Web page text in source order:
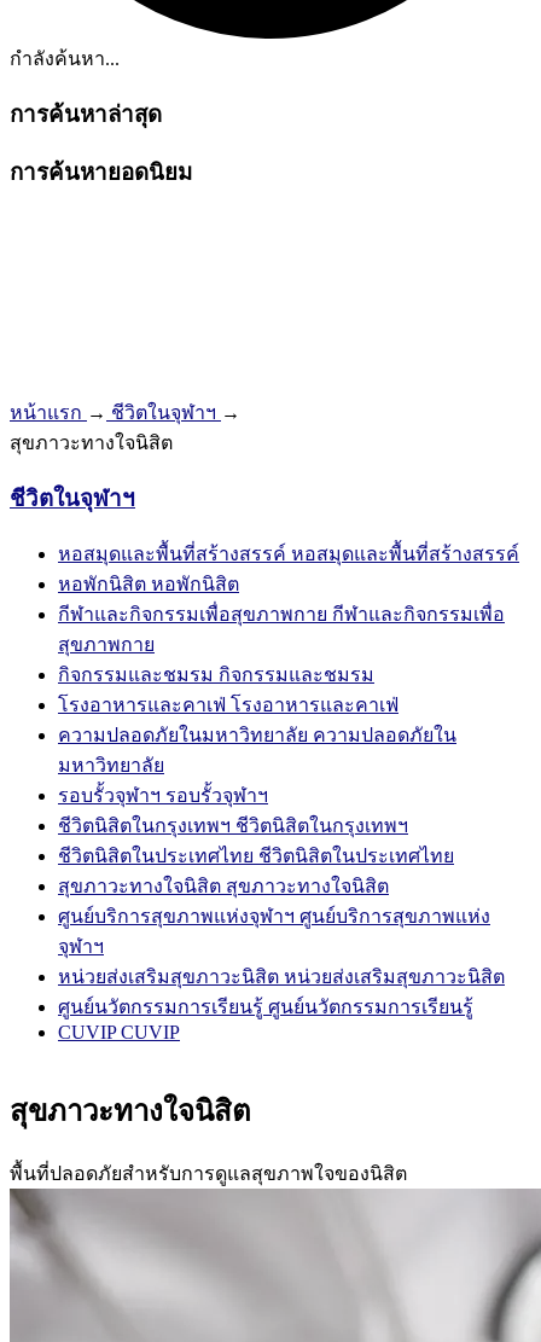
กำลังค้นหา...
การค้นหาล่าสุด
การค้นหายอดนิยม
หน้าแรก → ชีวิตในจุฬาฯ →
สุขภาวะทางใจนิสิต
ชีวิตในจุฬาฯ
หอสมุดและพื้นที่สร้างสรรค์ หอสมุดและพื้นที่สร้างสรรค์
หอพักนิสิต หอพักนิสิต
กีฬาและกิจกรรมเพื่อสุขภาพกาย กีฬาและกิจกรรมเพื่อ
สุขภาพกาย
กิจกรรมและชมรม กิจกรรมและชมรม
โรงอาหารและคาเฟ่ โรงอาหารและคาเฟ่
ความปลอดภัยในมหาวิทยาลัย ความปลอดภัยใน
มหาวิทยาลัย
รอบรั้วจุฬาฯ รอบรั้วจุฬาฯ
ชีวิตนิสิตในกรุงเทพฯ ชีวิตนิสิตในกรุงเทพฯ
ชีวิตนิสิตในประเทศไทย ชีวิตนิสิตในประเทศไทย
สุขภาวะทางใจนิสิต สุขภาวะทางใจนิสิต
ศูนย์บริการสุขภาพแห่งจุฬาฯ ศูนย์บริการสุขภาพแห่ง
จุฬาฯ
หน่วยส่งเสริมสุขภาวะนิสิต หน่วยส่งเสริมสุขภาวะนิสิต
ศูนย์นวัตกรรมการเรียนรู้ ศูนย์นวัตกรรมการเรียนรู้
CUVIP CUVIP
สุขภาวะทางใจนิสิต
พื้นที่ปลอดภัยสำหรับการดูแลสุขภาพใจของนิสิต